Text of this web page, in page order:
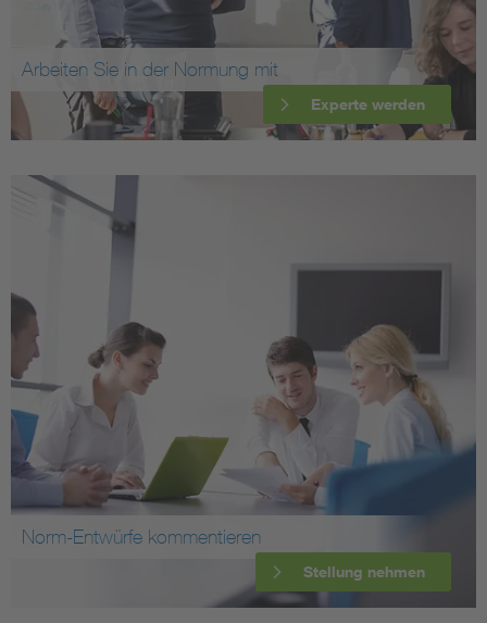
Arbeiten Sie in der Normung mit
Experte werden
Norm-Entwürfe kommentieren
Stellung nehmen